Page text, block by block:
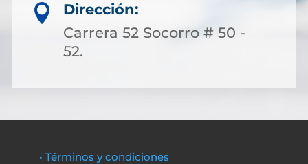

Dirección:
Carrera 52 Socorro # 50 -
52.
• Términos y condiciones